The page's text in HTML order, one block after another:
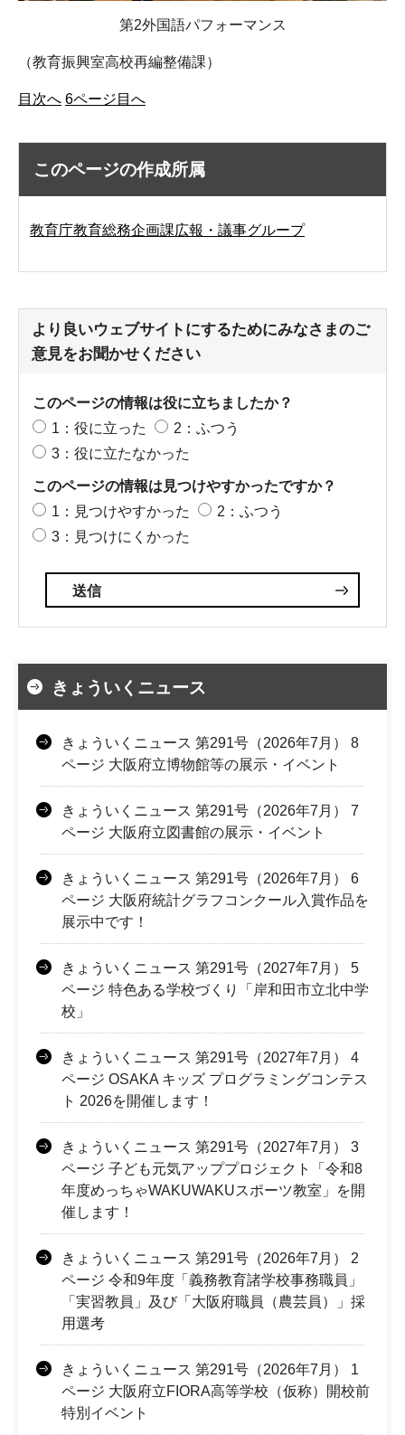
第2外国語パフォーマンス
（教育振興室高校再編整備課）
目次へ 6ページ目へ
このページの作成所属
教育庁教育総務企画課広報・議事グループ
より良いウェブサイトにするためにみなさまのご
意見をお聞かせください
このページの情報は役に立ちましたか？
1：役に立った
2：ふつう
3：役に立たなかった
このページの情報は見つけやすかったですか？
1：見つけやすかった
2：ふつう
3：見つけにくかった
きょういくニュース
きょういくニュース 第291号（2026年7月） 8
ページ 大阪府立博物館等の展示・イベント
きょういくニュース 第291号（2026年7月） 7
ページ 大阪府立図書館の展示・イベント
きょういくニュース 第291号（2026年7月） 6
ページ 大阪府統計グラフコンクール入賞作品を
展示中です！
きょういくニュース 第291号（2027年7月） 5
ページ 特色ある学校づくり「岸和田市立北中学
校」
きょういくニュース 第291号（2027年7月） 4
ページ OSAKA キッズ プログラミングコンテス
ト 2026を開催します！
きょういくニュース 第291号（2027年7月） 3
ページ 子ども元気アッププロジェクト「令和8
年度めっちゃWAKUWAKUスポーツ教室」を開
催します！
きょういくニュース 第291号（2026年7月） 2
ページ 令和9年度「義務教育諸学校事務職員」
「実習教員」及び「大阪府職員（農芸員）」採
用選考
きょういくニュース 第291号（2026年7月） 1
ページ 大阪府立FIORA高等学校（仮称）開校前
特別イベント